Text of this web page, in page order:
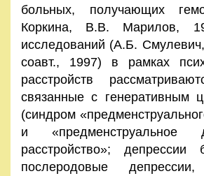
больных, получающих
Коркина, В.В. Марилов,
исследований (А.Б.
соавт., 1997) в рамках
расстройств
связанные с генеративным
(синдром
и «предменструальное
расстройство»; депрессии
послеродовые